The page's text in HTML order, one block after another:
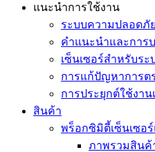
แนะนำการใช้งาน
ระบบความปลอดภั
คำแนะนำและการ
เซ็นเซอร์สำหรับร
การแก้ปัญหาการต
การประยุกต์ใช้งาน
สินค้า
พร็อกซิมิตี้เซ็นเซอ
ภาพรวมสินค้